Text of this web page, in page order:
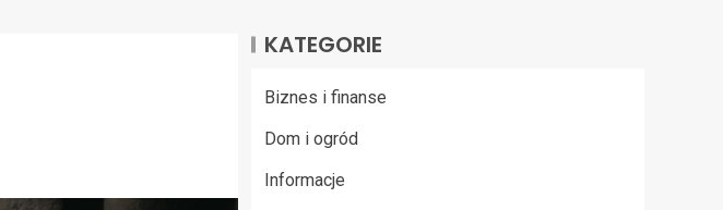
KATEGORIE
Biznes i finanse
Dom i ogród
Informacje